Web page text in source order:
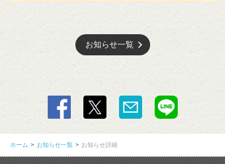
お知らせ一覧
ホーム お知らせ一覧 お知らせ詳細